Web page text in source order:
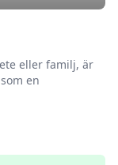
eller familj, är
en